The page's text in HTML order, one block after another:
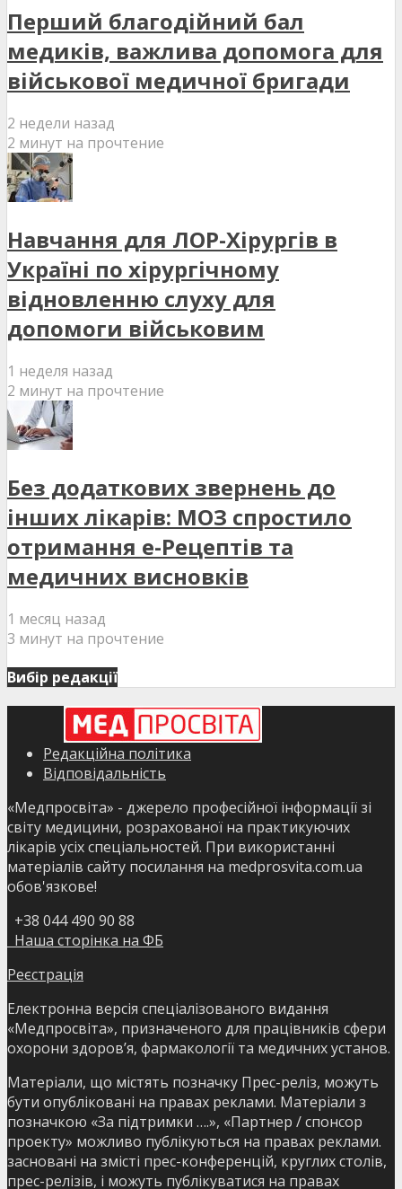
Перший благодійний бал
медиків, важлива допомога для
військової медичної бригади
2 недели назад
2 минут на прочтение
Навчання для ЛОР-Хірургів в
Україні по хірургічному
відновленню слуху для
допомоги військовим
1 неделя назад
2 минут на прочтение
Без додаткових звернень до
інших лікарів: МОЗ спростило
отримання е-Рецептів та
медичних висновків
1 месяц назад
3 минут на прочтение
Вибір редакції
Редакційна політика
Відповідальність
«Медпросвіта» - джерело професійної інформації зі
світу медицини, розрахованої на практикуючих
лікарів усіх спеціальностей. При використанні
матеріалів сайту посилання на medprosvita.com.ua
обов'язкове!
+38 044 490 90 88
Наша сторінка на ФБ
Реєстрація
Електронна версія спеціалізованого видання
«Медпросвіта», призначеного для працівників сфери
охорони здоров’я, фармакології та медичних установ.
Матеріали, що містять позначку Прес-реліз, можуть
бути опубліковані на правах реклами. Матеріали з
позначкою «За підтримки ….», «Партнер / спонсор
проекту» можливо публікуються на правах реклами.
засновані на змісті прес-конференцій, круглих столів,
прес-релізів, і можуть публікуватися на правах